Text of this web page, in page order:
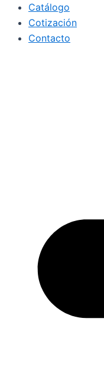
Catálogo
Cotización
Contacto